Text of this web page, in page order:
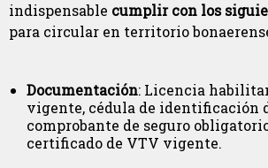
indispensable cumplir con los
para circular en territorio
Documentación: Licencia
vigente, cédula de identificación
comprobante de seguro
certificado de VTV vigente.